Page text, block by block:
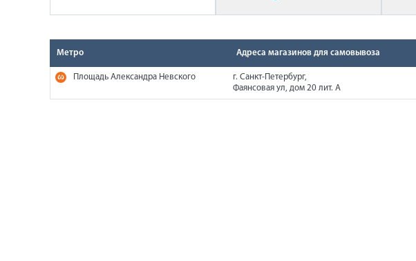
Метро Адреса магазинов для самовывоза
Площадь Александра Невского
г. Санкт-Петербург,
Фаянсовая ул, дом 20 лит. А